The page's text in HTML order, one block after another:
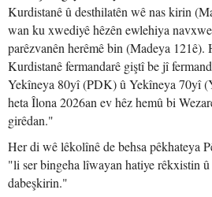
Kurdistanê û desthilatên wê nas kirin
wan ku xwediyê hêzên ewlehiya
parêzvanên herêmê bin (Madeya 121ê).
Kurdistanê fermandarê giştî be jî
Yekîneya 80yî (PDK) û Yekîneya 70yî
heta Îlona 2026an ev hêz hemû bi
girêdan."
Her di wê lêkolînê de behsa pêkhateya
"li ser bingeha lîwayan hatiye rêkxistin
dabeşkirin."